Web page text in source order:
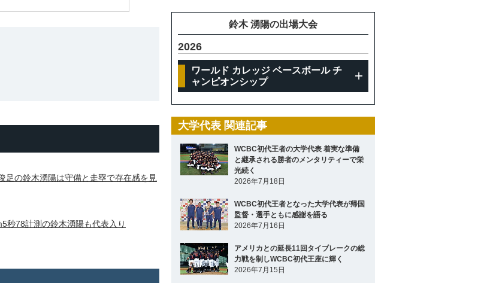
足の鈴木湧陽は守備と走塁で存在感を見
秒78計測の鈴木湧陽も代表入り
鈴木 湧陽の出場大会
2026
ワールド カレッジ ベースボール チ
ャンピオンシップ
大学代表 関連記事
WCBC初代王者の大学代表 着実な準備
と継承される勝者のメンタリティーで栄
光続く
2026年7月18日
WCBC初代王者となった大学代表が帰国
監督・選手ともに感謝を語る
2026年7月16日
アメリカとの延長11回タイブレークの総
力戦を制しWCBC初代王座に輝く
2026年7月15日